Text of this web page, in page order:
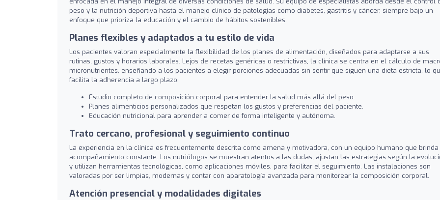
peso y la nutrición deportiva hasta el manejo clínico de patologías como diabetes, gastritis y cáncer, siempre bajo un
enfoque que prioriza la educación y el cambio de hábitos sostenibles.
Planes flexibles y adaptados a tu estilo de vida
Los pacientes valoran especialmente la flexibilidad de los planes de alimentación, diseñados para adaptarse a sus
rutinas, gustos y horarios laborales. Lejos de recetas genéricas o restrictivas, la clínica se centra en el cálculo de
micronutrientes, enseñando a los pacientes a elegir porciones adecuadas sin sentir que siguen una dieta estricta, lo
facilita la adherencia a largo plazo.
Estudio completo de composición corporal para entender la salud más allá del peso.
Planes alimenticios personalizados que respetan los gustos y preferencias del paciente.
Educación nutricional para aprender a comer de forma inteligente y autónoma.
Trato cercano, profesional y seguimiento continuo
La experiencia en la clínica es frecuentemente descrita como amena y motivadora, con un equipo humano que brinda
acompañamiento constante. Los nutriólogos se muestran atentos a las dudas, ajustan las estrategias según la
y utilizan herramientas tecnológicas, como aplicaciones móviles, para facilitar el seguimiento. Las instalaciones son
valoradas por ser limpias, modernas y contar con aparatología avanzada para monitorear la composición corporal.
Atención presencial y modalidades digitales